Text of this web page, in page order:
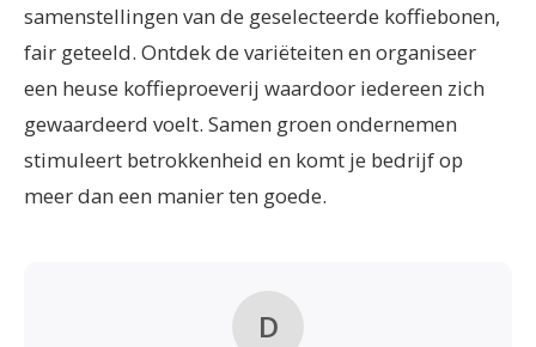
samenstellingen van de geselecteerde koffiebonen,
fair geteeld. Ontdek de variëteiten en organiseer
een heuse koffieproeverij waardoor iedereen zich
gewaardeerd voelt. Samen groen ondernemen
stimuleert betrokkenheid en komt je bedrijf op
meer dan een manier ten goede.
D